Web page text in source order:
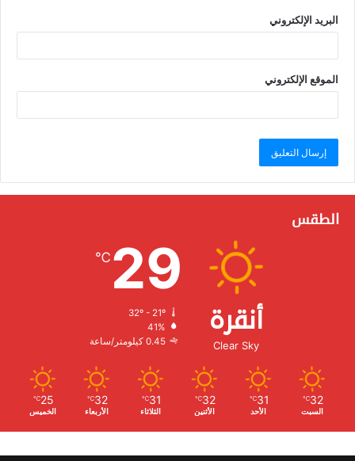
البريد الإلكتروني
الموقع الإلكتروني
الطقس
أنقرة
Clear Sky
29
℃
32º - 21º
الرطوبة:
الرياح:0.45 كيلومتر/ساعة
32
℃
السبت
31
℃
الأحد
32
℃
الأثنين
31
℃
الثلاثاء
32
℃
الأربعاء
25
℃
الخميس